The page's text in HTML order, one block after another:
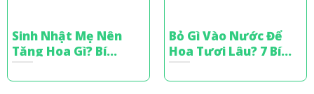
Sinh Nhật Mẹ Nên
Tặng Hoa Gì? Bí
Quyết Chọn Hoa Tinh
Tế
Bỏ Gì Vào Nước Để
Hoa Tươi Lâu? 7 Bí
Quyết Từ Chuyên Gia
Cắm Hoa